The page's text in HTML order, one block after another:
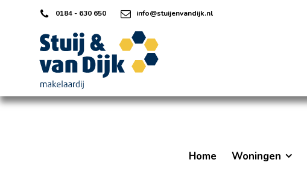
0184 - 630 650 info@stuijenvandijk.nl
Home Woningen